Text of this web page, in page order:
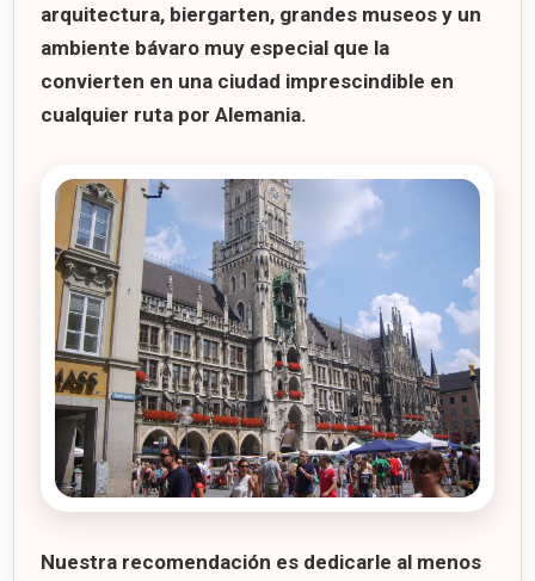
arquitectura, biergarten, grandes museos y un
ambiente bávaro muy especial que la
convierten en una ciudad imprescindible en
cualquier ruta por Alemania.
Nuestra recomendación es dedicarle al menos